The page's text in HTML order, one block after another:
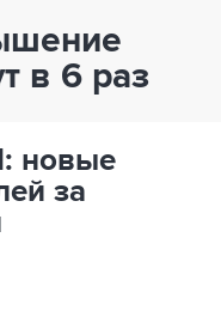
в 6 раз
новые
за